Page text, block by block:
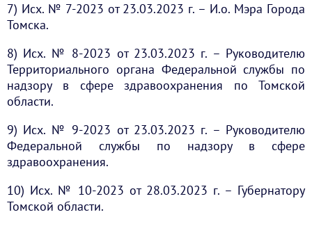
7) Исх. № 7-2023 от 23.03.2023 г. – И.о. Мэра Города
Томска.
8) Исх. № 8-2023 от 23.03.2023 г. – Руководителю
Территориального органа Федеральной службы по
надзору в сфере здравоохранения по Томской
области.
9) Исх. № 9-2023 от 23.03.2023 г. – Руководителю
Федеральной службы по надзору в сфере
здравоохранения.
10) Исх. № 10-2023 от 28.03.2023 г. – Губернатору
Томской области.